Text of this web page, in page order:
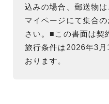
込みの場合、郵送物
マイページにて集合
さい。■この書面は契
旅行条件は2026年3
おります。